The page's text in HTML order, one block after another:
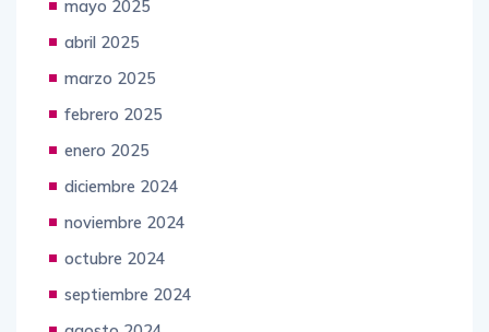
mayo 2025
abril 2025
marzo 2025
febrero 2025
enero 2025
diciembre 2024
noviembre 2024
octubre 2024
septiembre 2024